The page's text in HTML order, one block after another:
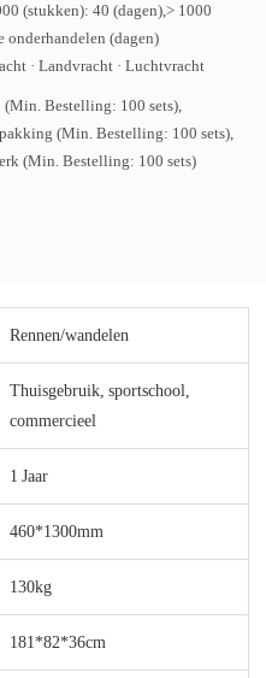
(stukken): 40 (dagen),> 1000
onderhandelen (dagen)
· Landvracht · Luchtvracht
(Min. Bestelling: 100 sets),
(Min. Bestelling: 100 sets),
(Min. Bestelling: 100 sets)
Rennen/wandelen
Thuisgebruik, sportschool,
commercieel
1 Jaar
460*1300mm
130kg
181*82*36cm